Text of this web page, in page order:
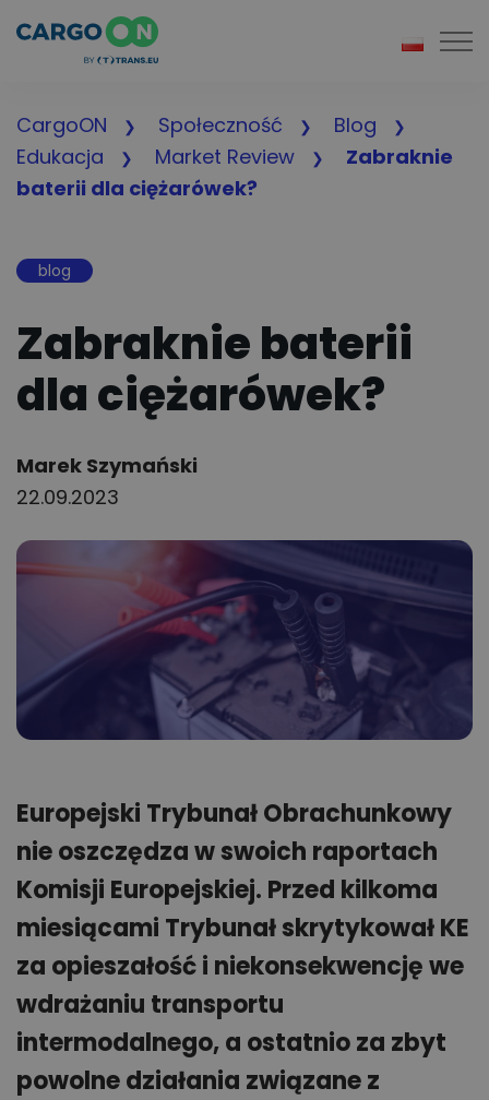
CargoON Społeczność
Blog
Edukacja
Market Review
Zabraknie
baterii dla ciężarówek?
blog
Zabraknie baterii
dla ciężarówek?
Author:
Marek Szymański
22.09.2023
Europejski Trybunał Obrachunkowy
nie oszczędza w swoich raportach
Komisji Europejskiej. Przed kilkoma
miesiącami Trybunał skrytykował KE
za opieszałość i niekonsekwencję we
wdrażaniu transportu
intermodalnego, a ostatnio za zbyt
powolne działania związane z